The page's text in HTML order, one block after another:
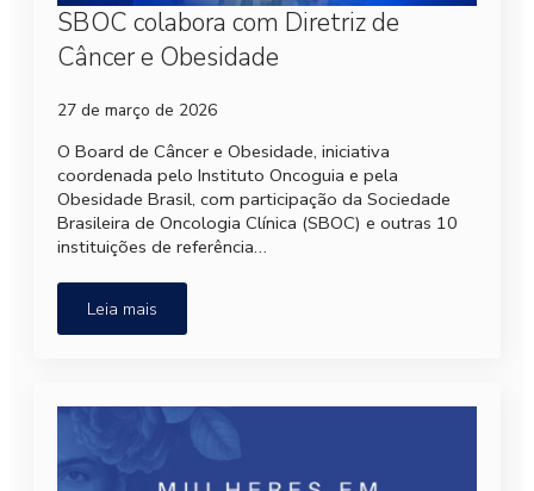
SBOC colabora com Diretriz de
Câncer e Obesidade
27 de março de 2026
O Board de Câncer e Obesidade, iniciativa
coordenada pelo Instituto Oncoguia e pela
Obesidade Brasil, com participação da Sociedade
Brasileira de Oncologia Clínica (SBOC) e outras 10
instituições de referência…
Leia mais